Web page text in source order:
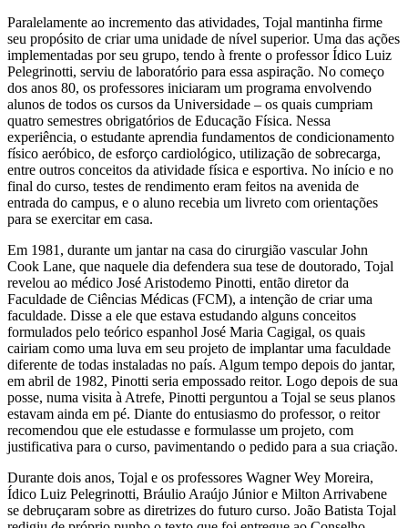
Paralelamente ao incremento das atividades, Tojal mantinha firme
seu propósito de criar uma unidade de nível superior. Uma das ações
implementadas por seu grupo, tendo à frente o professor Ídico Luiz
Pelegrinotti, serviu de laboratório para essa aspiração. No começo
dos anos 80, os professores iniciaram um programa envolvendo
alunos de todos os cursos da Universidade – os quais cumpriam
quatro semestres obrigatórios de Educação Física. Nessa
experiência, o estudante aprendia fundamentos de condicionamento
físico aeróbico, de esforço cardiológico, utilização de sobrecarga,
entre outros conceitos da atividade física e esportiva. No início e no
final do curso, testes de rendimento eram feitos na avenida de
entrada do campus, e o aluno recebia um livreto com orientações
para se exercitar em casa.
Em 1981, durante um jantar na casa do cirurgião vascular John
Cook Lane, que naquele dia defendera sua tese de doutorado, Tojal
revelou ao médico José Aristodemo Pinotti, então diretor da
Faculdade de Ciências Médicas (FCM), a intenção de criar uma
faculdade. Disse a ele que estava estudando alguns conceitos
formulados pelo teórico espanhol José Maria Cagigal, os quais
cairiam como uma luva em seu projeto de implantar uma faculdade
diferente de todas instaladas no país. Algum tempo depois do jantar,
em abril de 1982, Pinotti seria empossado reitor. Logo depois de sua
posse, numa visita à Atrefe, Pinotti perguntou a Tojal se seus planos
estavam ainda em pé. Diante do entusiasmo do professor, o reitor
recomendou que ele estudasse e formulasse um projeto, com
justificativa para o curso, pavimentando o pedido para a sua criação.
Durante dois anos, Tojal e os professores Wagner Wey Moreira,
Ídico Luiz Pelegrinotti, Bráulio Araújo Júnior e Milton Arrivabene
se debruçaram sobre as diretrizes do futuro curso. João Batista Tojal